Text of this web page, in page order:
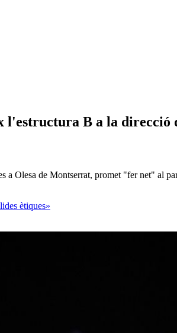
l'estructura B a la direcció
Olesa de Montserrat, promet "fer net" al
ètiques»